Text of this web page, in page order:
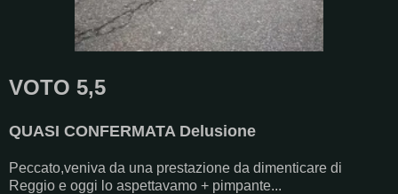
VOTO 5,5
QUASI CONFERMATA Delusione
Peccato,veniva da una prestazione da dimenticare di
Reggio e oggi lo aspettavamo + pimpante...